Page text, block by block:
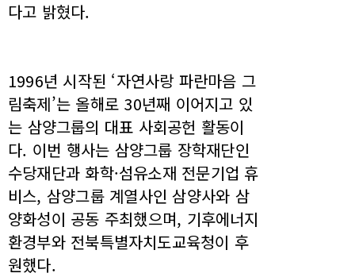
다고 밝혔다.
1996년 시작된 ‘자연사랑 파란마음 그
림축제’는 올해로 30년째 이어지고 있
는 삼양그룹의 대표 사회공헌 활동이
다. 이번 행사는 삼양그룹 장학재단인
수당재단과 화학·섬유소재 전문기업 휴
비스, 삼양그룹 계열사인 삼양사와 삼
양화성이 공동 주최했으며, 기후에너지
환경부와 전북특별자치도교육청이 후
원했다.